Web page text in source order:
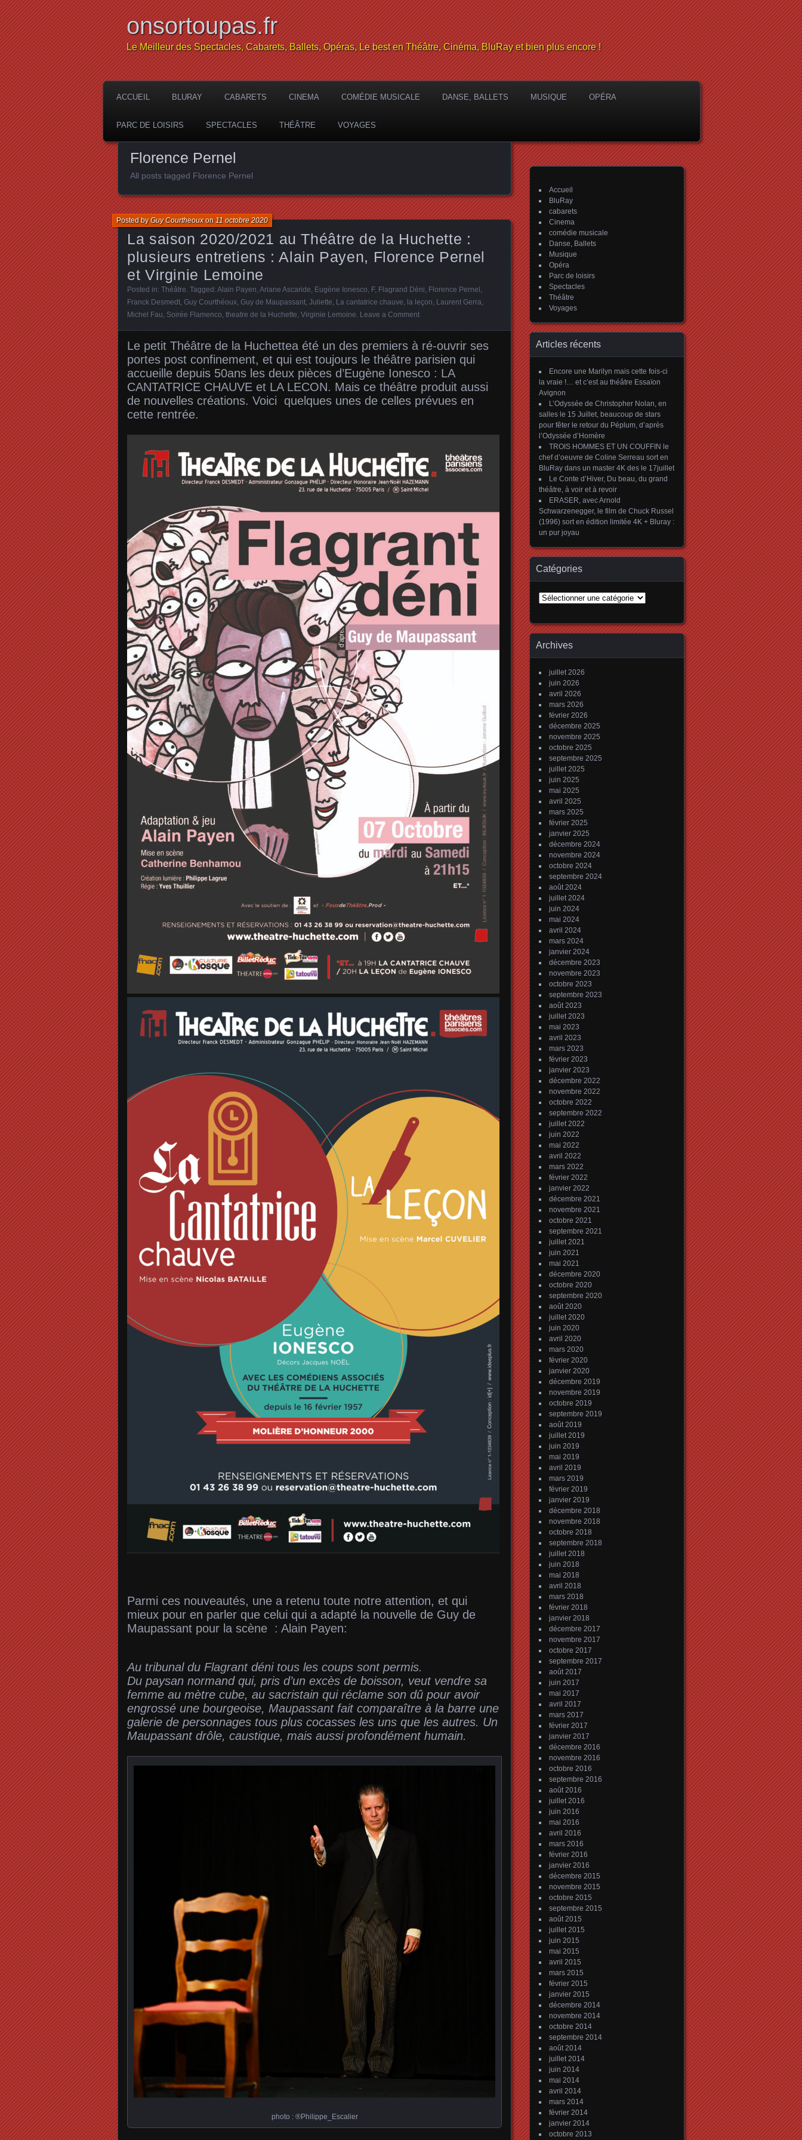
onsortoupas.fr
Le Meilleur des Spectacles, Cabarets, Ballets, Opéras, Le best en Théâtre, Cinéma, BluRay et bien plus encore !
ACCUEIL BLURAY CABARETS CINEMA COMÉDIE MUSICALE DANSE, BALLETS MUSIQUE OPÉRA
PARC DE LOISIRS SPECTACLES THÉÂTRE VOYAGES
Florence Pernel
All posts tagged Florence Pernel
La saison 2020/2021 au Théâtre de la Huchette :
plusieurs entretiens : Alain Payen, Florence Pernel
et Virginie Lemoine
Posted byGuy Courtheouxon 11 octobre 2020
Posted in: Théâtre . Tagged: Alain Payen Ariane Ascaride Eugène Ionesco F, Flagrand Déni Florence Pernel
Franck Desmedt Guy Courthéoux Guy de Maupassant Juliette La cantatrice chauve la leçon Laurent Gerra
Michel Fau Soirée Flamenco theatre de la Huchette Virginie Lemoine Leave a Comment
Le petit Théâtre de la Huchettea été un des premiers à ré-ouvrir ses
portes post confinement, et qui est toujours le théâtre parisien qui
accueille depuis 50ans les deux pièces d’Eugène Ionesco : LA
CANTATRICE CHAUVE et LA LECON. Mais ce théâtre produit aussi
de nouvelles créations. Voici quelques unes de celles prévues en
cette rentrée.
Parmi ces nouveautés, une a retenu toute notre attention, et qui
mieux pour en parler que celui qui a adapté la nouvelle de Guy de
Maupassant pour la scène : Alain Payen:
Au tribunal du Flagrant déni tous les coups sont permis.
Du paysan normand qui, pris d’un excès de boisson, veut vendre sa
femme au mètre cube, au sacristain qui réclame son dû pour avoir
engrossé une bourgeoise, Maupassant fait comparaître à la barre une
galerie de personnages tous plus cocasses les uns que les autres. Un
Maupassant drôle, caustique, mais aussi profondément humain.
photo : ®Philippe_Escalier
Accueil
BluRay
cabarets
Cinema
comédie musicale
Danse, Ballets
Musique
Opéra
Parc de loisirs
Spectacles
Théâtre
Voyages
Articles récents
Encore une Marilyn mais cette fois-ci
la vraie !… et c’est au théâtre Essaïon
Avignon
L’Odyssée de Christopher Nolan, en
salles le 15 Juillet, beaucoup de stars
pour fêter le retour du Péplum, d’après
l’Odyssée d’Homère
TROIS HOMMES ET UN COUFFIN le
chef d’oeuvre de Coline Serreau sort en
BluRay dans un master 4K des le 17juillet
Le Conte d’Hiver, Du beau, du grand
théâtre, à voir et à revoir
ERASER, avec Arnold
Schwarzenegger, le film de Chuck Russel
(1996) sort en édition limitée 4K + Bluray :
un pur joyau
Catégories
Catégories
Archives
juillet 2026
juin 2026
avril 2026
mars 2026
février 2026
décembre 2025
novembre 2025
octobre 2025
septembre 2025
juillet 2025
juin 2025
mai 2025
avril 2025
mars 2025
février 2025
janvier 2025
décembre 2024
novembre 2024
octobre 2024
septembre 2024
août 2024
juillet 2024
juin 2024
mai 2024
avril 2024
mars 2024
janvier 2024
décembre 2023
novembre 2023
octobre 2023
septembre 2023
août 2023
juillet 2023
mai 2023
avril 2023
mars 2023
février 2023
janvier 2023
décembre 2022
novembre 2022
octobre 2022
septembre 2022
juillet 2022
juin 2022
mai 2022
avril 2022
mars 2022
février 2022
janvier 2022
décembre 2021
novembre 2021
octobre 2021
septembre 2021
juillet 2021
juin 2021
mai 2021
décembre 2020
octobre 2020
septembre 2020
août 2020
juillet 2020
juin 2020
avril 2020
mars 2020
février 2020
janvier 2020
décembre 2019
novembre 2019
octobre 2019
septembre 2019
août 2019
juillet 2019
juin 2019
mai 2019
avril 2019
mars 2019
février 2019
janvier 2019
décembre 2018
novembre 2018
octobre 2018
septembre 2018
juillet 2018
juin 2018
mai 2018
avril 2018
mars 2018
février 2018
janvier 2018
décembre 2017
novembre 2017
octobre 2017
septembre 2017
août 2017
juin 2017
mai 2017
avril 2017
mars 2017
février 2017
janvier 2017
décembre 2016
novembre 2016
octobre 2016
septembre 2016
août 2016
juillet 2016
juin 2016
mai 2016
avril 2016
mars 2016
février 2016
janvier 2016
décembre 2015
novembre 2015
octobre 2015
septembre 2015
août 2015
juillet 2015
juin 2015
mai 2015
avril 2015
mars 2015
février 2015
janvier 2015
décembre 2014
novembre 2014
octobre 2014
septembre 2014
août 2014
juillet 2014
juin 2014
mai 2014
avril 2014
mars 2014
février 2014
janvier 2014
octobre 2013